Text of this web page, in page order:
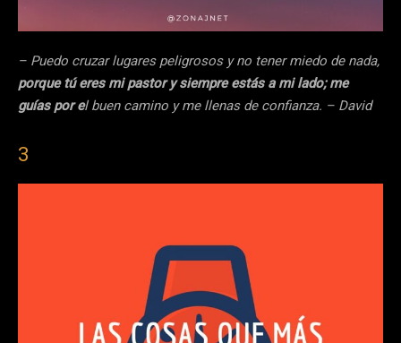
– Puedo cruzar lugares peligrosos y no tener miedo de nada,
porque tú eres mi pastor y siempre estás a mi lado; me
guías por el buen camino y me llenas de confianza. – David
3